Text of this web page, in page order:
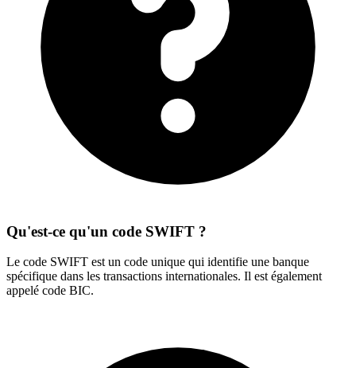
Qu'est-ce qu'un code SWIFT ?
Le code SWIFT est un code unique qui identifie une banque
spécifique dans les transactions internationales. Il est également
appelé code BIC.